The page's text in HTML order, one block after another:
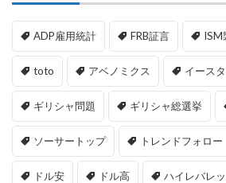
ADP雇用統計 FRB証言 ISM
toto アベノミクス イース
ギリシャ問題 ギリシャ総選挙
ソーサートップ トレンドフォロー
ドル安 ドル高 ハイレバレ